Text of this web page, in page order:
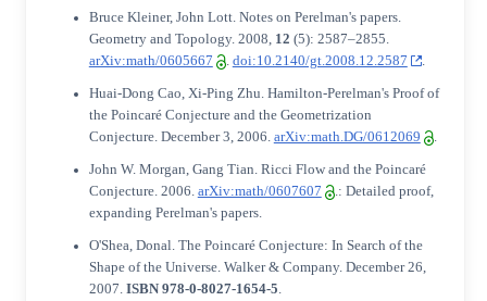
Bruce Kleiner, John Lott. Notes on Perelman's papers.
Geometry and Topology. 2008, 12 (5): 2587–2855.
arXiv:math/0605667
. doi:10.2140/gt.2008.12.2587 .
Huai-Dong Cao, Xi-Ping Zhu. Hamilton-Perelman's Proof of
the Poincaré Conjecture and the Geometrization
Conjecture. December 3, 2006. arXiv:math.DG/0612069 .
John W. Morgan, Gang Tian. Ricci Flow and the Poincaré
Conjecture. 2006. arXiv:math/0607607 . : Detailed proof,
expanding Perelman's papers.
O'Shea, Donal. The Poincaré Conjecture: In Search of the
Shape of the Universe. Walker & Company. December 26,
2007. ISBN978-0-8027-1654-5